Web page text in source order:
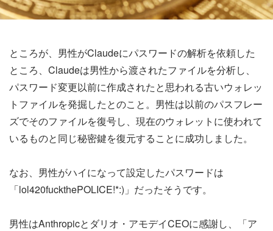
ところが、男性がClaudeにパスワードの解析を依頼した
ところ、Claudeは男性から渡されたファイルを分析し、
パスワード変更以前に作成されたと思われる古いウォレッ
トファイルを発掘したとのこと。男性は以前のパスフレー
ズでそのファイルを復号し、現在のウォレットに使われて
いるものと同じ秘密鍵を復元することに成功しました。
なお、男性がハイになって設定したパスワードは
「lol420fuckthePOLICE!*:)」だったそうです。
男性はAnthropicとダリオ・アモデイCEOに感謝し、「ア